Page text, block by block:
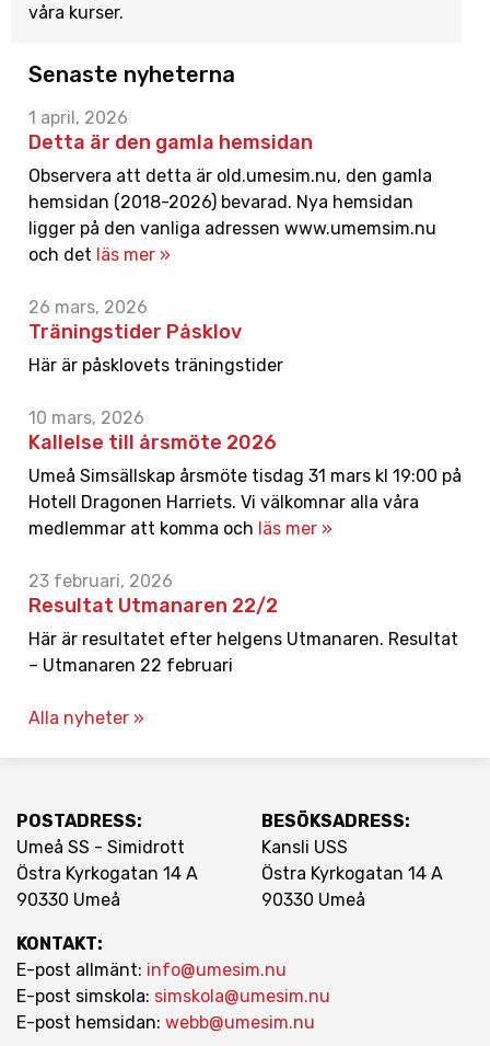
våra kurser.
Senaste nyheterna
1 april, 2026
Detta är den gamla hemsidan
Observera att detta är old.umesim.nu, den gamla
hemsidan (2018-2026) bevarad. Nya hemsidan
ligger på den vanliga adressen www.umemsim.nu
och det läs mer »
26 mars, 2026
Träningstider Påsklov
Här är påsklovets träningstider
10 mars, 2026
Kallelse till årsmöte 2026
Umeå Simsällskap årsmöte tisdag 31 mars kl 19:00 på
Hotell Dragonen Harriets. Vi välkomnar alla våra
medlemmar att komma och läs mer »
23 februari, 2026
Resultat Utmanaren 22/2
Här är resultatet efter helgens Utmanaren. Resultat
– Utmanaren 22 februari
Alla nyheter »
POSTADRESS:
Umeå SS - Simidrott
Östra Kyrkogatan 14 A
90330 Umeå
BESÖKSADRESS:
Kansli USS
Östra Kyrkogatan 14 A
90330 Umeå
KONTAKT:
E-post allmänt: info@umesim.nu
E-post simskola: simskola@umesim.nu
E-post hemsidan: webb@umesim.nu